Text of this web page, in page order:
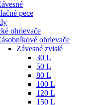
pece
ohrievače
ohrievače
Závesné zvislé
30 L
50 L
80 L
100 L
120 L
150 L